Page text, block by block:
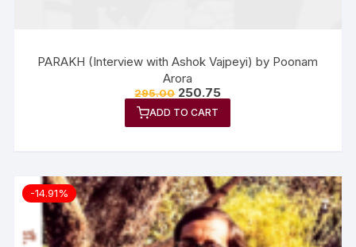
PARAKH (Interview with Ashok Vajpeyi) by Poonam
Arora
295.00 250.75
ADD TO CART
-14.91%